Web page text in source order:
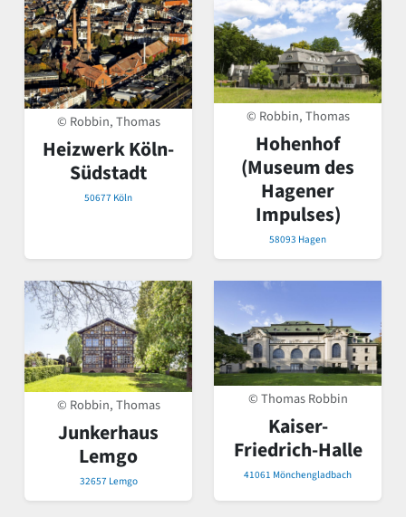
© Robbin, Thomas
Heizwerk Köln-
Südstadt
50677 Köln
© Robbin, Thomas
Hohenhof
(Museum des
Hagener
Impulses)
58093 Hagen
© Robbin, Thomas
Junkerhaus
Lemgo
32657 Lemgo
© Thomas Robbin
Kaiser-
Friedrich-Halle
41061 Mönchengladbach